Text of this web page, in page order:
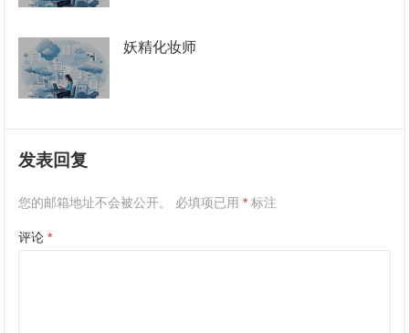
妖精化妆师
发表回复
您的邮箱地址不会被公开。 必填项已用* 标注
评论*